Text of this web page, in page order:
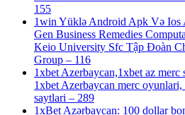
155
1win Yüklə Android Apk Və Ios
Gen Business Remedies
Keio University Sfc Tập Đoàn
Group – 116
1xbet Azerbaycan,1xbet az merc
1xbet Azerbaycan merc
saytlari – 289
1xBet Azərbaycan: 100 dollar